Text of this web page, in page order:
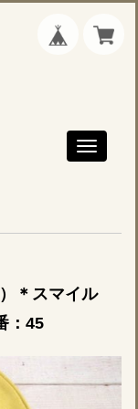
Toggle
）＊スマイル
：45